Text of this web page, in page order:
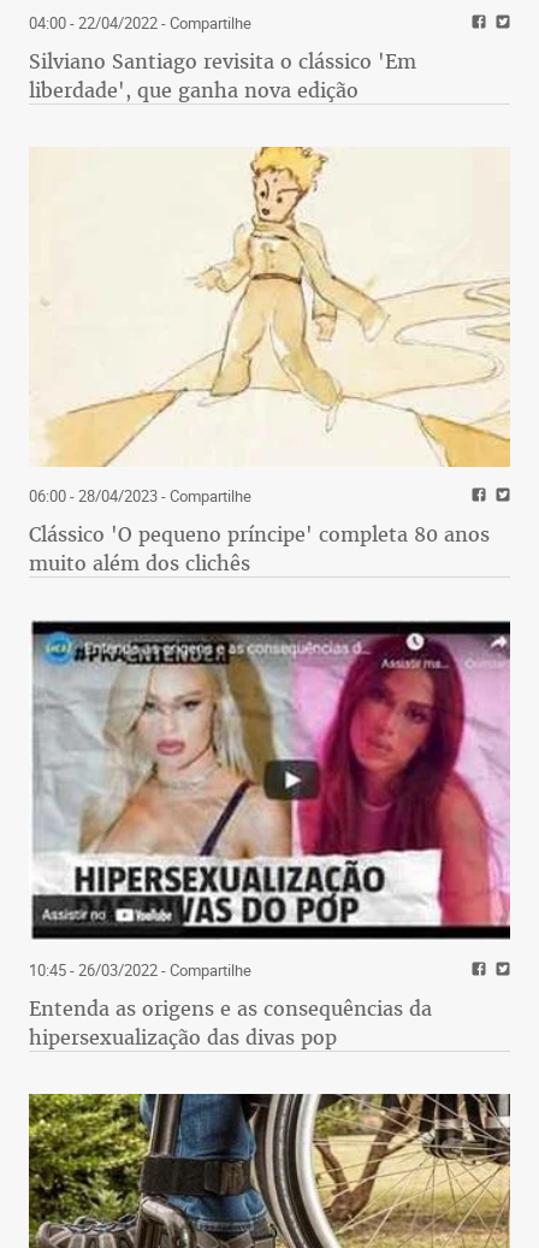
04:00 - 22/04/2022- Compartilhe
Silviano Santiago revisita o clássico 'Em
liberdade', que ganha nova edição
06:00 - 28/04/2023- Compartilhe
Clássico 'O pequeno príncipe' completa 80 anos
muito além dos clichês
10:45 - 26/03/2022- Compartilhe
Entenda as origens e as consequências da
hipersexualização das divas pop